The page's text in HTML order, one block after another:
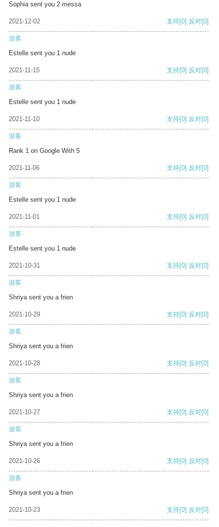
Sophia sent you 2 messa
2021-12-02 支持[0] 反对[0]
游客
Estelle sent you 1 nude
2021-11-15 支持[0] 反对[0]
游客
Estelle sent you 1 nude
2021-11-10 支持[0] 反对[0]
游客
Rank 1 on Google With 5
2021-11-06 支持[0] 反对[0]
游客
Estelle sent you 1 nude
2021-11-01 支持[0] 反对[0]
游客
Estelle sent you 1 nude
2021-10-31 支持[0] 反对[0]
游客
Shriya sent you a frien
2021-10-29 支持[0] 反对[0]
游客
Shriya sent you a frien
2021-10-28 支持[0] 反对[0]
游客
Shriya sent you a frien
2021-10-27 支持[0] 反对[0]
游客
Shriya sent you a frien
2021-10-26 支持[0] 反对[0]
游客
Shriya sent you a frien
2021-10-23 支持[0] 反对[0]